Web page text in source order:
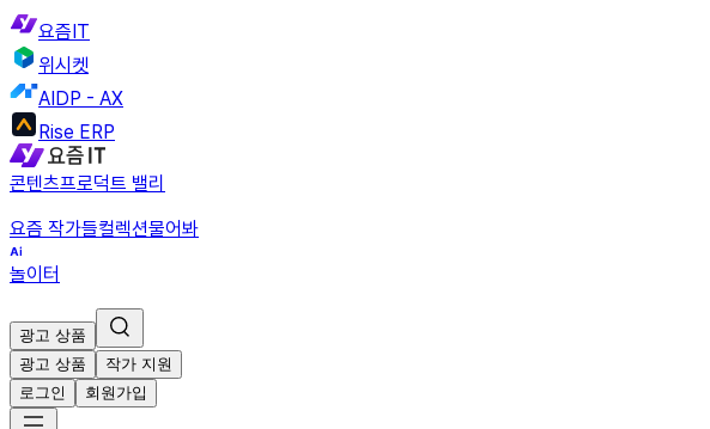
요즘IT
위시켓
AIDP - AX
Rise ERP
콘텐츠프로덕트 밸리
요즘 작가들컬렉션물어봐
놀이터
광고 상품
광고 상품
작가 지원
로그인
회원가입